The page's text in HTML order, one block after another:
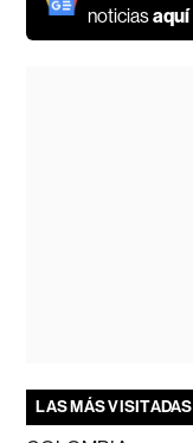
noticiasaquí
LAS MÁS VISITADAS